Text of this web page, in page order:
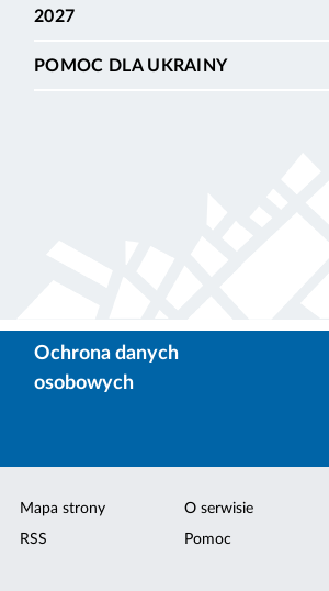
2027
POMOC DLA UKRAINY
Ochrona danych
osobowych
Mapa strony
RSS
O serwisie
Pomoc